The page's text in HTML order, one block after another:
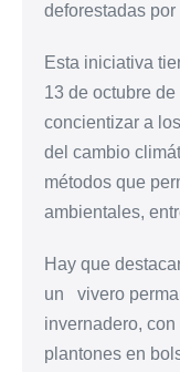
deforestadas por
Esta iniciativa
13 de octubre
concientizar a
del cambio
métodos que
ambientales,
Hay que
un vivero
invernadero,
plantones en